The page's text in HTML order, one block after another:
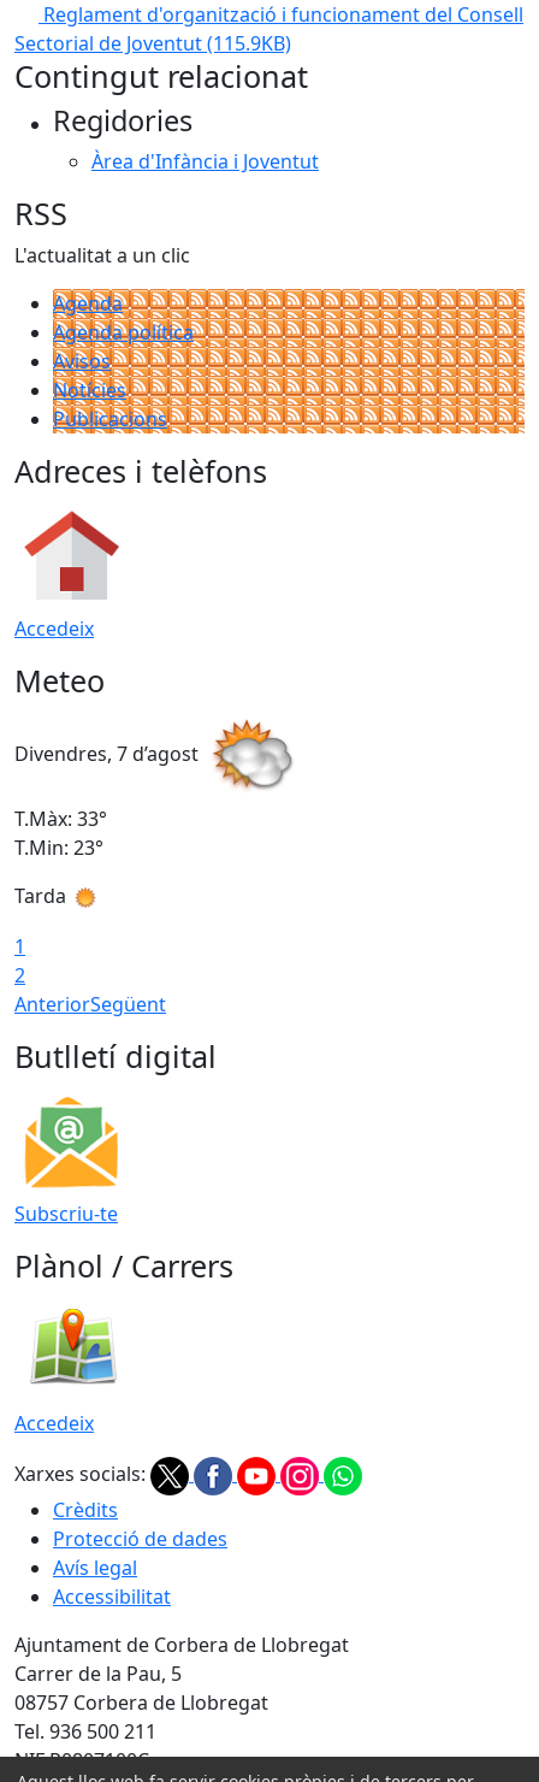
Reglament d'organització i funcionament del Consell
Sectorial de Joventut(115.9KB)
Contingut relacionat
Regidories
Àrea d'Infància i Joventut
RSS
L'actualitat a un clic
Agenda
Agenda política
Avisos
Notícies
Publicacions
Adreces i telèfons
Accedeix
Meteo
Divendres, 7 d’agost
T.Màx: 33°
T.Min: 23°
Tarda
1
2
AnteriorSegüent
Butlletí digital
Subscriu-te
Plànol / Carrers
Accedeix
Xarxes socials:
Crèdits
Protecció de dades
Avís legal
Accessibilitat
Ajuntament de Corbera de Llobregat
Carrer de la Pau, 5
08757 Corbera de Llobregat
Tel. 936 500 211
NIF P0807100C